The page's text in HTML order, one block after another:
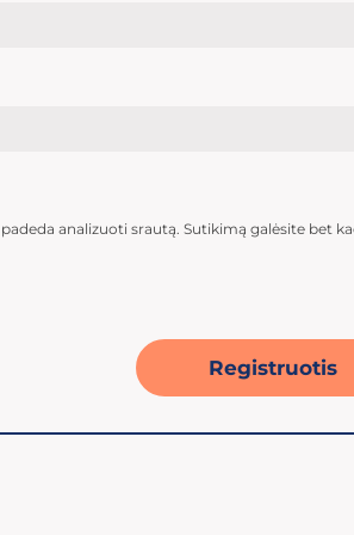
analizuoti srautą. Sutikimą galėsite bet
Registruotis